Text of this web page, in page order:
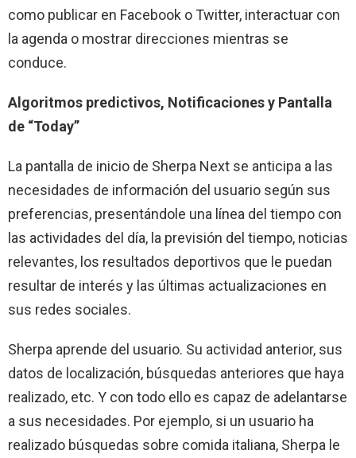
como publicar en Facebook o Twitter, interactuar con
la agenda o mostrar direcciones mientras se
conduce.
Algoritmos predictivos, Notificaciones y Pantalla
de “Today”
La pantalla de inicio de Sherpa Next se anticipa a las
necesidades de información del usuario según sus
preferencias, presentándole una línea del tiempo con
las actividades del día, la previsión del tiempo, noticias
relevantes, los resultados deportivos que le puedan
resultar de interés y las últimas actualizaciones en
sus redes sociales.
Sherpa aprende del usuario. Su actividad anterior, sus
datos de localización, búsquedas anteriores que haya
realizado, etc. Y con todo ello es capaz de adelantarse
a sus necesidades. Por ejemplo, si un usuario ha
realizado búsquedas sobre comida italiana, Sherpa le